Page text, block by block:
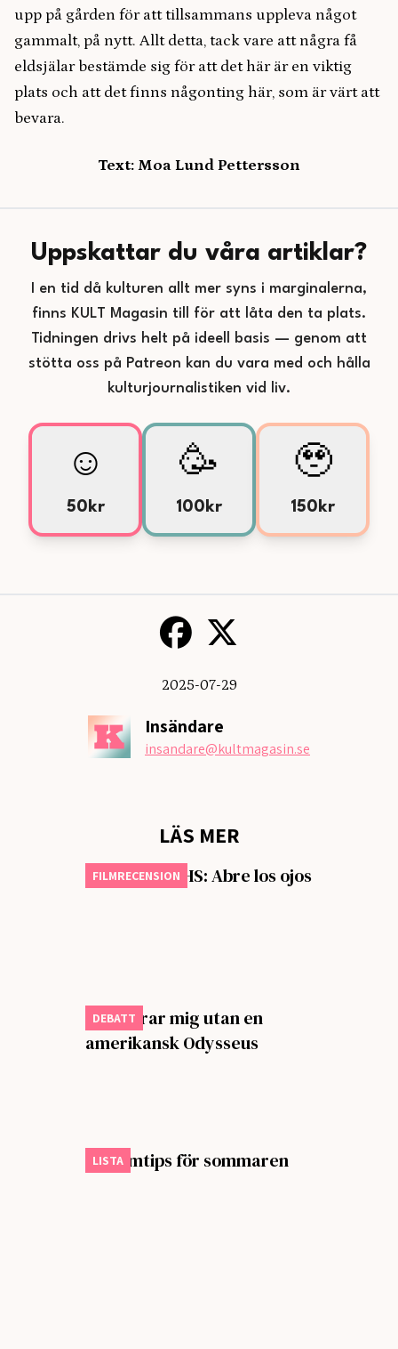
upp på gården för att tillsammans uppleva något
gammalt, på nytt. Allt detta, tack vare att några få
eldsjälar bestämde sig för att det här är en viktig
plats och att det finns någonting här, som är värt att
bevara.
Text: Moa Lund Pettersson
Uppskattar du våra artiklar?
I en tid då kulturen allt mer syns i marginalerna,
finns KULT Magasin till för att låta den ta plats.
Tidningen drivs helt på ideell basis — genom att
stötta oss på Patreon kan du vara med och hålla
kulturjournalistiken vid liv.
☺️
50kr
🥳
100kr
🥹
150kr
2025-07-29
Insändare
insandare@kultmagasin.se
LÄS MER
FILMRECENSION
Månadens VHS: Abre los ojos
DEBATT
Jag klarar mig utan en
amerikansk Odysseus
LISTA
Sju filmtips för sommaren